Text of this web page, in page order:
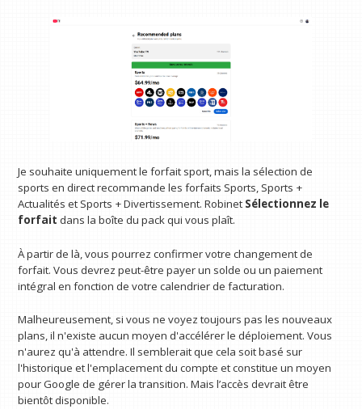
Je souhaite uniquement le forfait sport, mais la sélection de
sports en direct recommande les forfaits Sports, Sports +
Actualités et Sports + Divertissement. Robinet Sélectionnez le
forfait dans la boîte du pack qui vous plaît.
À partir de là, vous pourrez confirmer votre changement de
forfait. Vous devrez peut-être payer un solde ou un paiement
intégral en fonction de votre calendrier de facturation.
Malheureusement, si vous ne voyez toujours pas les nouveaux
plans, il n'existe aucun moyen d'accélérer le déploiement. Vous
n'aurez qu'à attendre. Il semblerait que cela soit basé sur
l'historique et l'emplacement du compte et constitue un moyen
pour Google de gérer la transition. Mais l’accès devrait être
bientôt disponible.